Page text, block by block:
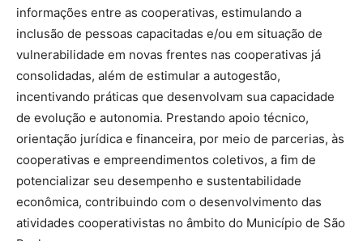
informações entre as cooperativas, estimulando a
inclusão de pessoas capacitadas e/ou em situação de
vulnerabilidade em novas frentes nas cooperativas já
consolidadas, além de estimular a autogestão,
incentivando práticas que desenvolvam sua capacidade
de evolução e autonomia. Prestando apoio técnico,
orientação jurídica e financeira, por meio de parcerias, às
cooperativas e empreendimentos coletivos, a fim de
potencializar seu desempenho e sustentabilidade
econômica, contribuindo com o desenvolvimento das
atividades cooperativistas no âmbito do Município de São